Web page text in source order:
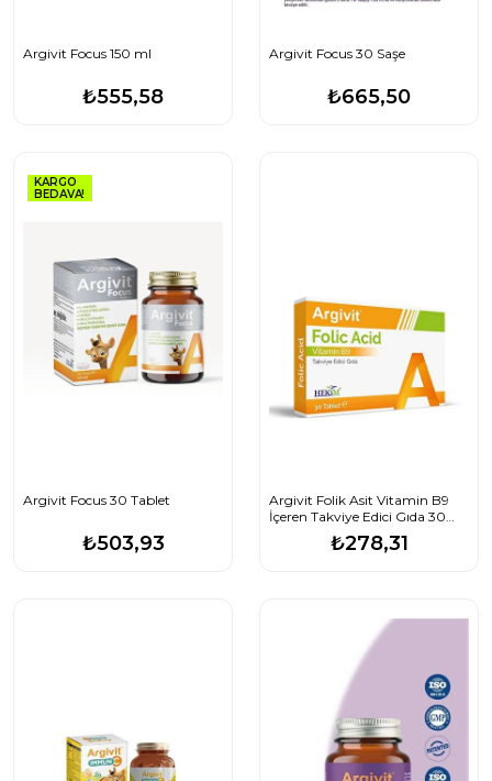
Argivit Focus 150 ml
₺555,58
Argivit Focus 30 Saşe
₺665,50
KARGO
BEDAVA!
Argivit Focus 30 Tablet
₺503,93
Argivit Folik Asit Vitamin B9
İçeren Takviye Edici Gıda 30
₺278,31